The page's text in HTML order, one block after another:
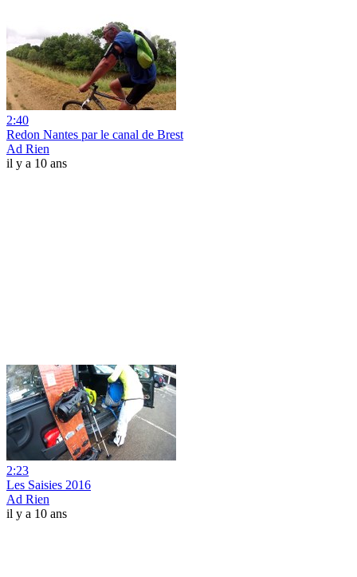
2:40
Redon Nantes par le canal de Brest
Ad Rien
il y a 10 ans
2:23
Les Saisies 2016
Ad Rien
il y a 10 ans